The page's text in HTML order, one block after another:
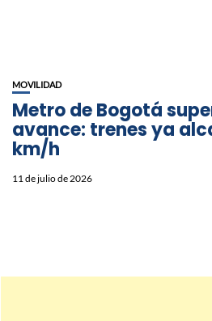
MOVILIDAD
Metro de Bogotá
avance: trenes ya
km/h
11 de julio de 2026